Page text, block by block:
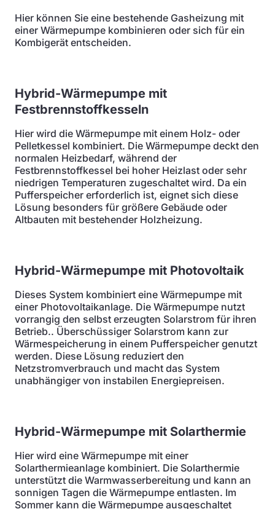
Hier können Sie eine bestehende Gasheizung mit
einer Wärmepumpe kombinieren oder sich für ein
Kombigerät entscheiden.
Hybrid-Wärmepumpe mit
Festbrennstoffkesseln
Hier wird die Wärmepumpe mit einem Holz- oder
Pelletkessel kombiniert. Die Wärmepumpe deckt den
normalen Heizbedarf, während der
Festbrennstoffkessel bei hoher Heizlast oder sehr
niedrigen Temperaturen zugeschaltet wird. Da ein
Pufferspeicher erforderlich ist, eignet sich diese
Lösung besonders für größere Gebäude oder
Altbauten mit bestehender Holzheizung.
Hybrid-Wärmepumpe mit Photovoltaik
Dieses System kombiniert eine Wärmepumpe mit
einer Photovoltaikanlage. Die Wärmepumpe nutzt
vorrangig den selbst erzeugten Solarstrom für ihren
Betrieb.. Überschüssiger Solarstrom kann zur
Wärmespeicherung in einem Pufferspeicher genutzt
werden. Diese Lösung reduziert den
Netzstromverbrauch und macht das System
unabhängiger von instabilen Energiepreisen.
Hybrid-Wärmepumpe mit Solarthermie
Hier wird eine Wärmepumpe mit einer
Solarthermieanlage kombiniert. Die Solarthermie
unterstützt die Warmwasserbereitung und kann an
sonnigen Tagen die Wärmepumpe entlasten. Im
Sommer kann die Wärmepumpe ausgeschaltet